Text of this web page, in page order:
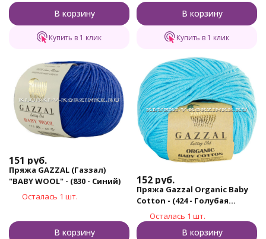
В корзину
Купить в 1 клик
В корзину
Купить в 1 клик
151 руб.
Пряжа GAZZAL (Газзал)
"BABY WOOL" - (830 - Синий)
Осталась 1 шт.
В корзину
152 руб.
Пряжа Gazzal Organic Baby
Cotton - (424 - Голубая
бирюза)
Осталась 1 шт.
В корзину